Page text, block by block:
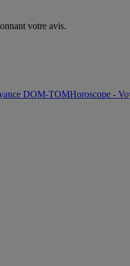
votre avis.
DOM-TOMHoroscope -